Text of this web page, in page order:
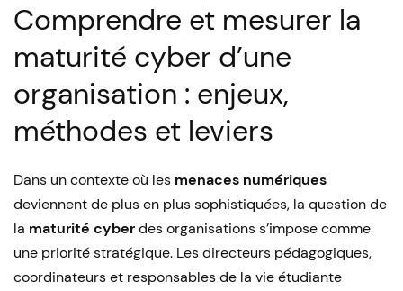
Comprendre et mesurer la
maturité cyber d’une
organisation : enjeux,
méthodes et leviers
Dans un contexte où les menaces numériques
deviennent de plus en plus sophistiquées, la question de
la maturité cyberdes organisations s’impose comme
une priorité stratégique. Les directeurs pédagogiques,
coordinateurs et responsables de la vie étudiante